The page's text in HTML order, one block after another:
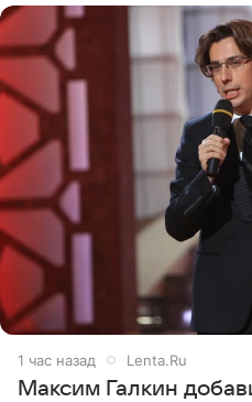
1 час назад Lenta.Ru
Максим Галкин